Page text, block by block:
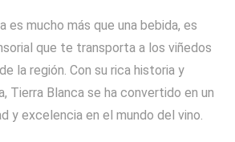
es mucho más que una bebida, es
que te transporta a los viñedos
la región. Con su rica historia y
Tierra Blanca se ha convertido en un
y excelencia en el mundo del vino.